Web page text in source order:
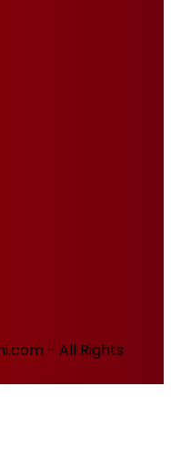
- All Rights